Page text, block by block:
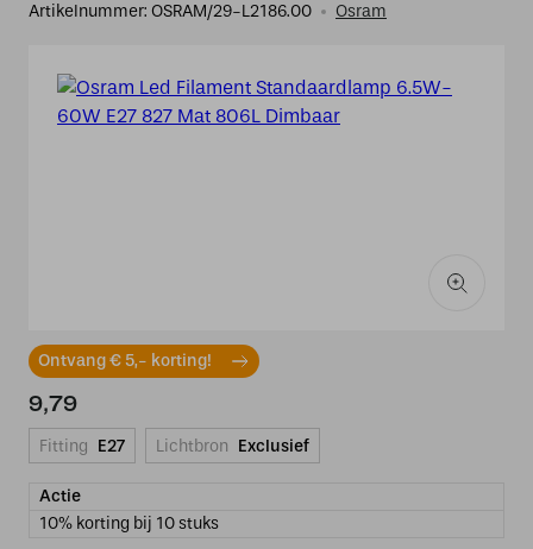
Artikelnummer: OSRAM/29-L2186.00 Osram
Ontvang € 5,- korting!
9,79
Fitting E27 Lichtbron Exclusief
Actie
10% korting bij 10 stuks